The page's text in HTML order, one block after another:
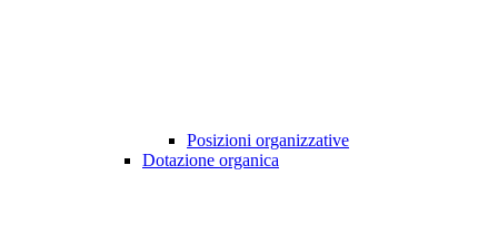
Posizioni organizzative
Dotazione organica